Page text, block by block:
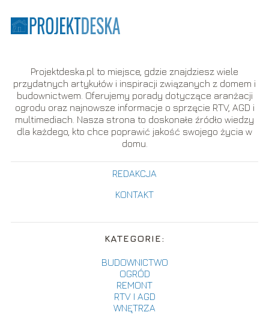
Projektdeska.pl to miejsce, gdzie znajdziesz wiele
przydatnych artykułów i inspiracji związanych z domem i
budownictwem. Oferujemy porady dotyczące aranżacji
ogrodu oraz najnowsze informacje o sprzęcie RTV, AGD i
multimediach. Nasza strona to doskonałe źródło wiedzy
dla każdego, kto chce poprawić jakość swojego życia w
domu.
REDAKCJA
KONTAKT
KATEGORIE:
BUDOWNICTWO
OGRÓD
REMONT
RTV I AGD
WNĘTRZA